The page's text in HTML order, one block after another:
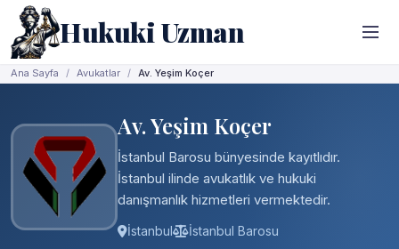
Hukuki Uzman
Ana Sayfa Avukatlar Av. Yeşim Koçer
Av. Yeşim Koçer
İstanbul Barosu bünyesinde kayıtlıdır.
İstanbul ilinde avukatlık ve hukuki
danışmanlık hizmetleri vermektedir.
İstanbul İstanbul Barosu